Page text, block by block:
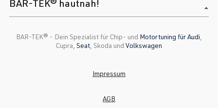
BAR-TEK® hautnah!
BAR-TEK®️ - Dein Spezialist für Chip- und Motortuning für Audi
Cupra, Seat , Skoda und Volkswagen
Impressum
AGB